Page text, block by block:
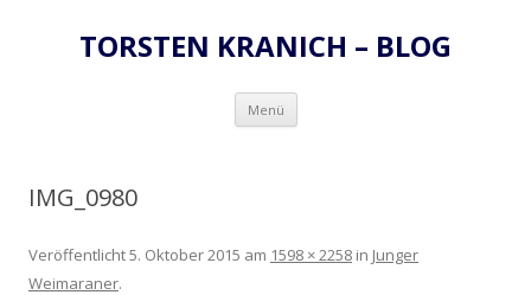
TORSTEN KRANICH – BLOG
Menü Zum
springen
IMG_0980
Veröffentlicht5. Oktober 2015 am 1598 × 2258 in Junger
Weimaraner.